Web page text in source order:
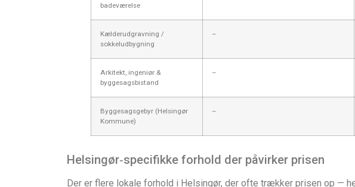
badeværelse
Kælderudgravning /
sokkeludbygning
–
Arkitekt, ingeniør &
byggesagsbistand
–
Byggesagsgebyr (Helsingør
Kommune)
–
Helsingør‑specifikke forhold der påvirker prisen
Der er flere lokale forhold i Helsingør, der ofte trækker prisen op —